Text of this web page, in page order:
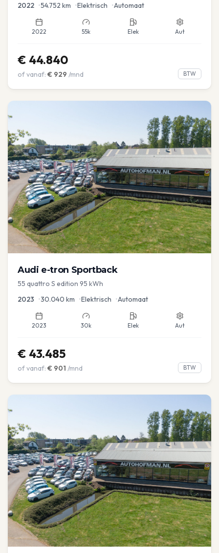
2022 •54.752 km •Elektrisch •Automaat
2022 55k Elek Aut
€ 44.840
of vanaf: € 929 /mnd BTW
Audi e-tron Sportback
55 quattro S edition 95 kWh
2023 •30.040 km •Elektrisch •Automaat
2023 30k Elek Aut
€ 43.485
of vanaf: € 901 /mnd BTW